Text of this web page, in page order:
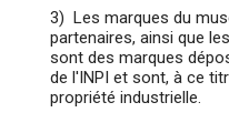
3) Les marques du
partenaires, ainsi que
sont des marques
de l'INPI et sont, à ce
propriété industrielle.